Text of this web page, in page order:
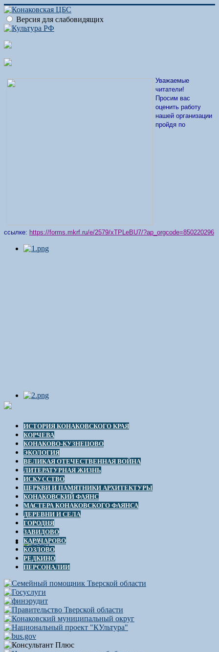
Версия для слабовидящих
Уважаемые
читатели!
Просим вас
оценить работу
нашей организации
пройдя по
ссылке: https://forms.mkrf.ru/e/2579/xTPLeBU7/?ap_orgcode=850220296
ИСТОРИЯ КОНАКОВСКОГО КРАЯ
КОРЧЕВА
КОНАКОВО-КУЗНЕЦОВО
ЭКОЛОГИЯ
ВЕЛИКАЯ ОТЕЧЕСТВЕННАЯ ВОЙНА
ЛИТЕРАТУРНАЯ ЖИЗНЬ
ИСКУССТВО
ЦЕРКВИ И ПАМЯТНИКИ АРХИТЕКТУРЫ
КОНАКОВСКИЙ ФАЯНС
МАСТЕРА КОНАКОВСКОГО ФАЯНСА
ДЕРЕВНИ И СЕЛА
ГОРОДНЯ
ЗАВИДОВО
КАРАЧАРОВО
КОЗЛОВО
РЕДКИНО
ПЕРСОНАЛИИ